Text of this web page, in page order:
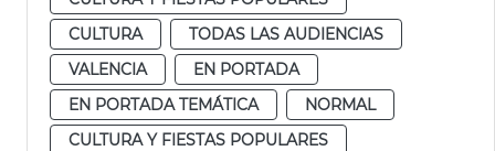
CULTURA
TODAS LAS AUDIENCIAS
VALENCIA
EN PORTADA
EN PORTADA TEMÁTICA
NORMAL
CULTURA Y FIESTAS POPULARES